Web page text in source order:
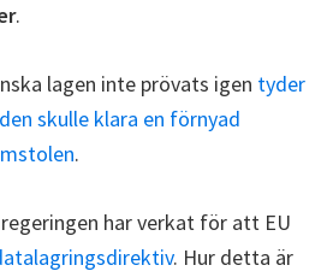
.
lagen inte prövats igen tyder
skulle klara en förnyad
.
har verkat för att EU
. Hur detta är